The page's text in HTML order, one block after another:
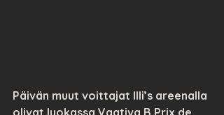
Päivän muut voittajat Illi’s areenalla